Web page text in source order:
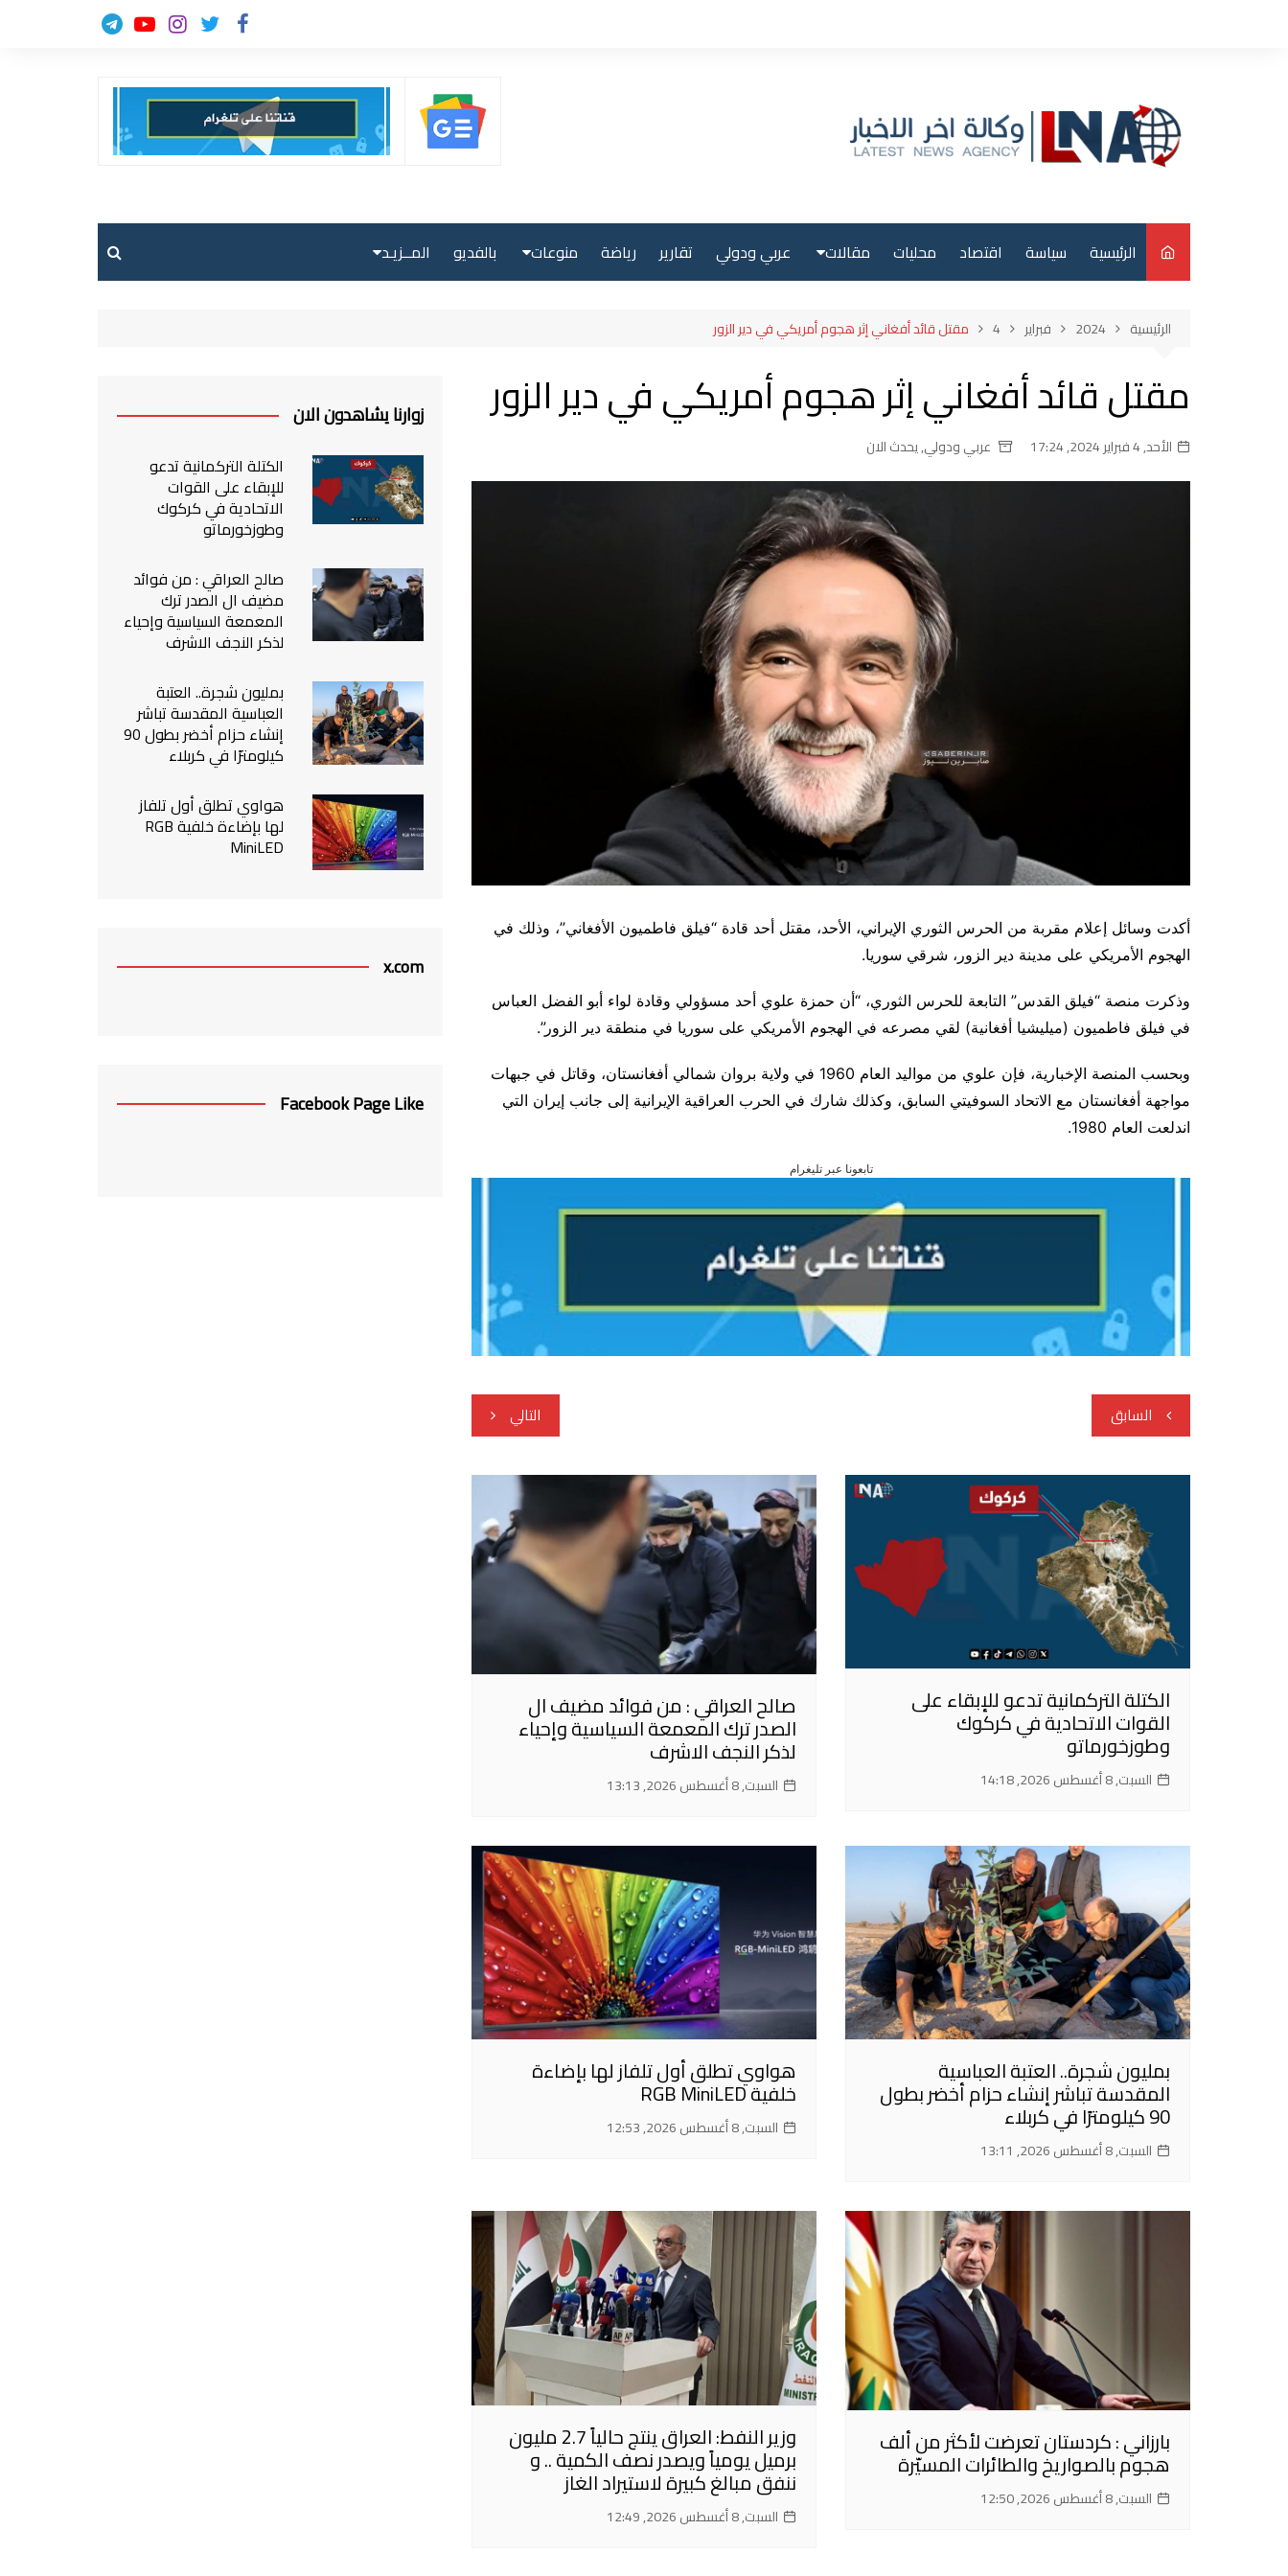
الرئيسية سياسة اقتصاد محليات مقالات
عربية
دولية
عربي ودولي تقارير رياضة منوعات
سياحة
بالفديو المــزيـد
من نحن
اتصل بنا
الرئيسية 2024 فبراير 4 مقتل قائد أفغاني إثر هجوم أمريكي في دير الزور
مقتل قائد أفغاني إثر هجوم أمريكي في دير الزور
الأحد, 4 فبراير 2024, 17:24 عربي ودولي,يحدث الان
أكدت وسائل إعلام مقربة من الحرس الثوري الإيراني، الأحد، مقتل أحد قادة “فيلق فاطميون الأفغاني”، وذلك في
الهجوم الأمريكي على مدينة دير الزور، شرقي سوريا.
وذكرت منصة “فيلق القدس” التابعة للحرس الثوري، “أن حمزة علوي أحد مسؤولي وقادة لواء أبو الفضل العباس
في فيلق فاطميون (ميليشيا أفغانية) لقي مصرعه في الهجوم الأمريكي على سوريا في منطقة دير الزور”.
وبحسب المنصة الإخبارية، فإن علوي من مواليد العام 1960 في ولاية بروان شمالي أفغانستان، وقاتل في جبهات
مواجهة أفغانستان مع الاتحاد السوفيتي السابق، وكذلك شارك في الحرب العراقية الإيرانية إلى جانب إيران التي
اندلعت العام 1980.
تابعونا عبر تليغرام
تصفّح
المقالات
السابق التالي
الكتلة التركمانية تدعو للإبقاء على
القوات الاتحادية في كركوك
وطوزخورماتو
السبت, 8 أغسطس 2026, 14:18
صالح العراقي : من فوائد مضيف ال
الصدر ترك المعمعة السياسية وإحياء
لذكر النجف الاشرف
السبت, 8 أغسطس 2026, 13:13
بمليون شجرة.. العتبة العباسية
المقدسة تباشر إنشاء حزام أخضر بطول
90 كيلومترًا في كربلاء
السبت, 8 أغسطس 2026, 13:11
هواوي تطلق أول تلفاز لها بإضاءة
خلفية RGB MiniLED
السبت, 8 أغسطس 2026, 12:53
بارزاني : كردستان تعرضت لأكثر من ألف
هجوم بالصواريخ والطائرات المسيّرة
السبت, 8 أغسطس 2026, 12:50
وزير النفط: العراق ينتج حالياً 2.7 مليون
برميل يومياً ويصدر نصف الكمية .. و
ننفق مبالغ كبيرة لاستيراد الغاز
السبت, 8 أغسطس 2026, 12:49
زوارنا يشاهدون الان
الكتلة التركمانية تدعو
للإبقاء على القوات
الاتحادية في كركوك
وطوزخورماتو
صالح العراقي : من فوائد
مضيف ال الصدر ترك
المعمعة السياسية وإحياء
لذكر النجف الاشرف
بمليون شجرة.. العتبة
العباسية المقدسة تباشر
إنشاء حزام أخضر بطول 90
كيلومترًا في كربلاء
هواوي تطلق أول تلفاز
لها بإضاءة خلفية RGB
MiniLED
x.com
Facebook Page Like